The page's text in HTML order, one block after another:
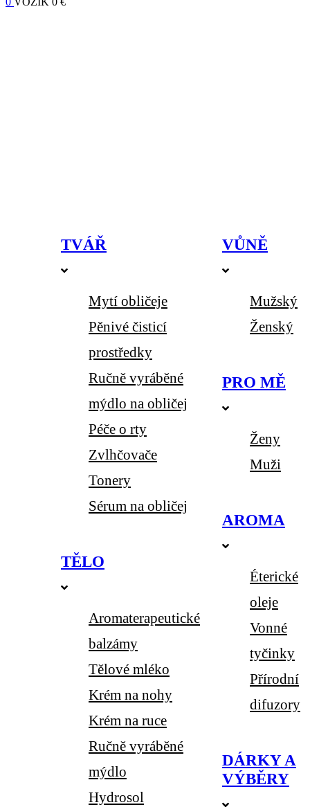
TVÁŘ
Mytí obličeje
Pěnivé čisticí
prostředky
Ručně vyráběné
mýdlo na obličej
Péče o rty
Zvlhčovače
Tonery
Sérum na obličej
TĚLO
Aromaterapeutické
balzámy
Tělové mléko
Krém na nohy
Krém na ruce
Ručně vyráběné
mýdlo
Hydrosol
VŮNĚ
Mužský
Ženský
PRO MĚ
Ženy
Muži
AROMA
Éterické
oleje
Vonné
tyčinky
Přírodní
difuzory
DÁRKY A
VÝBĚRY